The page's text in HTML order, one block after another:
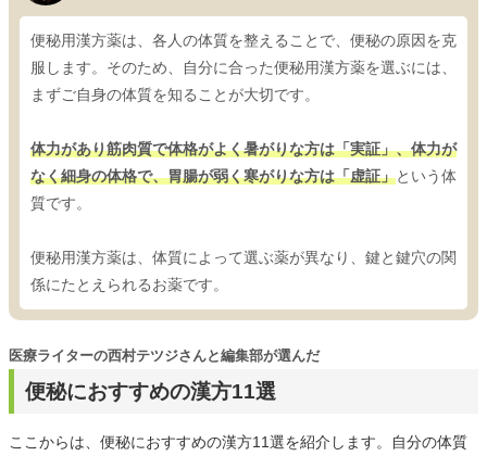
便秘用漢方薬は、各人の体質を整えることで、便秘の原因を克
服します。そのため、自分に合った便秘用漢方薬を選ぶには、
まずご自身の体質を知ることが大切です。
体力があり筋肉質で体格がよく暑がりな方は「実証」、体力が
なく細身の体格で、胃腸が弱く寒がりな方は「虚証」という体
質です。
便秘用漢方薬は、体質によって選ぶ薬が異なり、鍵と鍵穴の関
係にたとえられるお薬です。
便秘におすすめの漢方11選
医療ライターの西村テツジさんと編集部が選んだ
ここからは、便秘におすすめの漢方11選を紹介します。自分の体質